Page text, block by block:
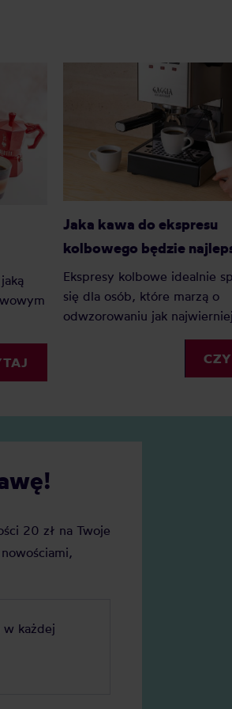
Jaka kawa do ekspresu
kolbowego będzie
Ekspresy kolbowe idealnie
się dla osób, które marzą o
odwzorowaniu jak najwierniej
kawiarnianych warunków we
własnej kuchni. Jaka kawa
ekspresu kolbowego
20 zł na Twoje
w każdej